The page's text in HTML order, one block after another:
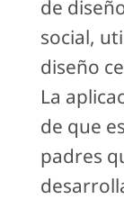
de
social,
diseño
La
de que
padres